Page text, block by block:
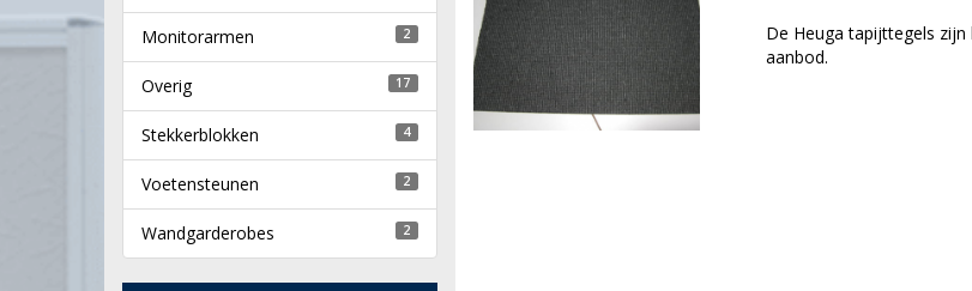
De Heuga tapijttegels
aanbod.
Monitorarmen 2
Overig 17
Stekkerblokken 4
Voetensteunen 2
Wandgarderobes 2